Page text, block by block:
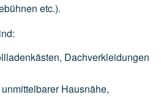
etc.).
Dachverkleidungen
unmittelbarer Hausnähe,